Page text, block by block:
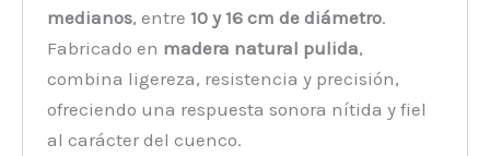
medianos, entre 10 y 16 cm de diámetro.
Fabricado en madera natural pulida,
combina ligereza, resistencia y precisión,
ofreciendo una respuesta sonora nítida y fiel
al carácter del cuenco.